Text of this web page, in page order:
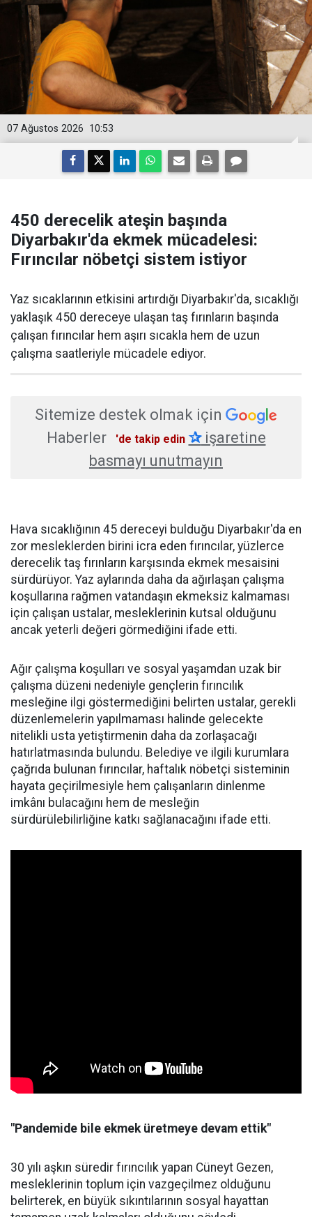
10:53
07 Ağustos 2026
450 derecelik ateşin başında
Diyarbakır'da ekmek mücadelesi:
Fırıncılar nöbetçi sistem istiyor
Yaz sıcaklarının etkisini artırdığı Diyarbakır'da, sıcaklığı
yaklaşık 450 dereceye ulaşan taş fırınların başında
çalışan fırıncılar hem aşırı sıcakla hem de uzun
çalışma saatleriyle mücadele ediyor.
Sitemize destek olmak için
Haberler
'de takip edin ✰işaretine
basmayı unutmayın
Hava sıcaklığının 45 dereceyi bulduğu Diyarbakır'da en
zor mesleklerden birini icra eden fırıncılar, yüzlerce
derecelik taş fırınların karşısında ekmek mesaisini
sürdürüyor. Yaz aylarında daha da ağırlaşan çalışma
koşullarına rağmen vatandaşın ekmeksiz kalmaması
için çalışan ustalar, mesleklerinin kutsal olduğunu
ancak yeterli değeri görmediğini ifade etti.
Ağır çalışma koşulları ve sosyal yaşamdan uzak bir
çalışma düzeni nedeniyle gençlerin fırıncılık
mesleğine ilgi göstermediğini belirten ustalar, gerekli
düzenlemelerin yapılmaması halinde gelecekte
nitelikli usta yetiştirmenin daha da zorlaşacağı
hatırlatmasında bulundu. Belediye ve ilgili kurumlara
çağrıda bulunan fırıncılar, haftalık nöbetçi sisteminin
hayata geçirilmesiyle hem çalışanların dinlenme
imkânı bulacağını hem de mesleğin
sürdürülebilirliğine katkı sağlanacağını ifade etti.
"Pandemide bile ekmek üretmeye devam ettik"
30 yılı aşkın süredir fırıncılık yapan Cüneyt Gezen,
mesleklerinin toplum için vazgeçilmez olduğunu
belirterek, en büyük sıkıntılarının sosyal hayattan